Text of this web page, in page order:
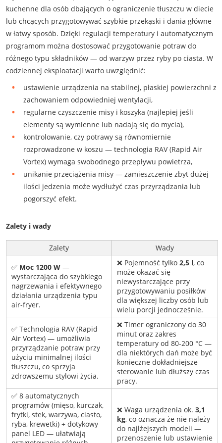
kuchenne dla osób dbających o ograniczenie tłuszczu w diecie
lub chcących przygotowywać szybkie przekąski i dania główne
w łatwy sposób. Dzięki regulacji temperatury i automatycznym
programom można dostosować przygotowanie potraw do
różnego typu składników — od warzyw przez ryby po ciasta. W
codziennej eksploatacji warto uwzględnić:
ustawienie urządzenia na stabilnej, płaskiej powierzchni z
zachowaniem odpowiedniej wentylacji,
regularne czyszczenie misy i koszyka (najlepiej jeśli
elementy są wymienne lub nadają się do mycia),
kontrolowanie, czy potrawy są równomiernie
rozprowadzone w koszu — technologia RAV (Rapid Air
Vortex) wymaga swobodnego przepływu powietrza,
unikanie przeciążenia misy — zamieszczenie zbyt dużej
ilości jedzenia może wydłużyć czas przyrządzania lub
pogorszyć efekt.
Zalety i wady
Zalety Wady
✅ Moc 1200 W—
wystarczająca do szybkiego
nagrzewania i efektywnego
działania urządzenia typu
air-fryer.
❌ Pojemność tylko 2,5 l, co
może okazać się
niewystarczające przy
przygotowywaniu posiłków
dla większej liczby osób lub
wielu porcji jednocześnie.
✅ Technologia RAV (Rapid
Air Vortex) — umożliwia
przyrządzanie potraw przy
użyciu minimalnej ilości
tłuszczu, co sprzyja
zdrowszemu stylowi życia.
❌ Timer ograniczony do 30
minut oraz zakres
temperatury od 80-200 °C —
dla niektórych dań może być
konieczne dokładniejsze
sterowanie lub dłuższy czas
pracy.
✅ 8 automatycznych
programów (mięso, kurczak,
frytki, stek, warzywa, ciasto,
ryba, krewetki) + dotykowy
panel LED — ułatwiają
❌ Waga urządzenia ok. 3,1
kg, co oznacza że nie należy
do najlżejszych modeli —
przenoszenie lub ustawienie